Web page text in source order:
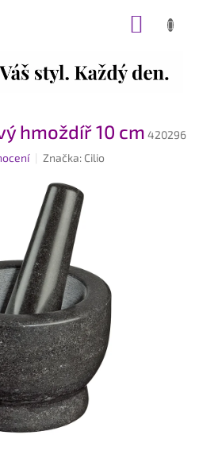
hmoždíř 10 cm 420296
Značka: Cilio